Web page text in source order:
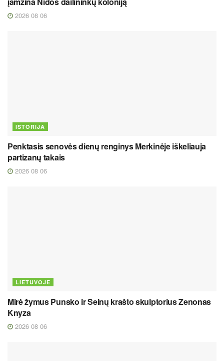
2026 08 06
ISTORIJA
Penktasis senovės dienų renginys Merkinėje iškeliauja
partizanų takais
2026 08 06
LIETUVOJE
Mirė žymus Punsko ir Seinų krašto skulptorius Zenonas
Knyza
2026 08 06